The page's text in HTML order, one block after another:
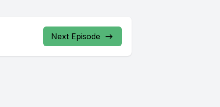
Next Episode